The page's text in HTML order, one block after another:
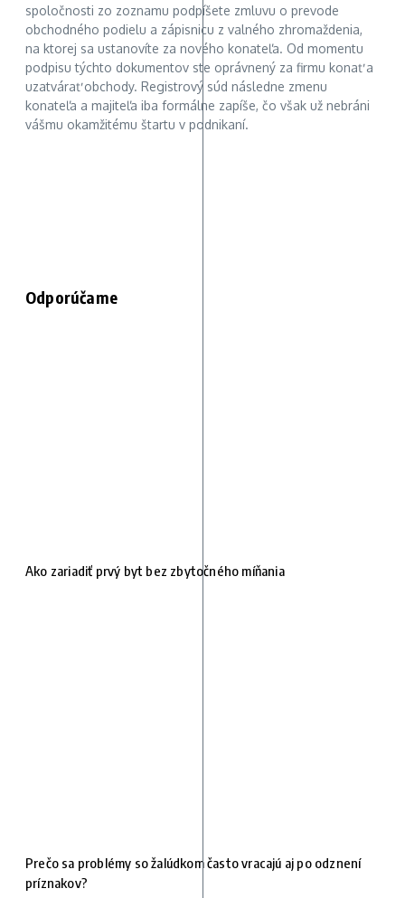
spoločnosti zo zoznamu podpíšete zmluvu o prevode
obchodného podielu a zápisnicu z valného zhromaždenia,
na ktorej sa ustanovíte za nového konateľa. Od momentu
podpisu týchto dokumentov ste oprávnený za firmu konať a
uzatvárať obchody. Registrový súd následne zmenu
konateľa a majiteľa iba formálne zapíše, čo však už nebráni
vášmu okamžitému štartu v podnikaní.
Odporúčame
Ako zariadiť prvý byt bez zbytočného míňania
Prečo sa problémy so žalúdkom často vracajú aj po odznení
príznakov?